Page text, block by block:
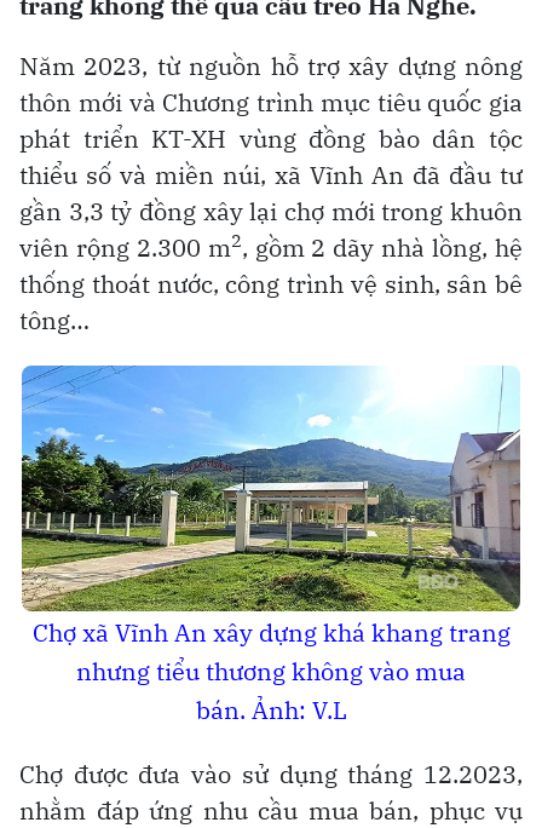
Năm 2023, từ nguồn hỗ trợ xây dựng nông
thôn mới và Chương trình mục tiêu quốc gia
phát triển KT-XH vùng đồng bào dân tộc
thiểu số và miền núi, xã Vĩnh An đã đầu tư
gần 3,3 tỷ đồng xây lại chợ mới trong khuôn
viên rộng 2.300 m2, gồm 2 dãy nhà lồng, hệ
thống thoát nước, công trình vệ sinh, sân bê
tông…
Chợ xã Vĩnh An xây dựng khá khang trang
nhưng tiểu thương không vào mua
bán. Ảnh: V.L
Chợ được đưa vào sử dụng tháng 12.2023,
nhằm đáp ứng nhu cầu mua bán, phục vụ